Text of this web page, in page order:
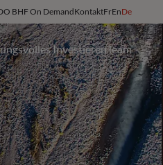
BHF On DemandKontaktFrEnDe
InvestierenTeam